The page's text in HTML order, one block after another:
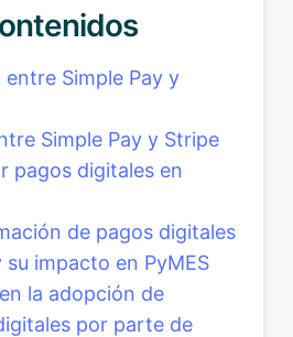
entre Simple Pay y
Simple Pay y Stripe
pagos digitales en
de pagos digitales
su impacto en PyMES
la adopción de
por parte de